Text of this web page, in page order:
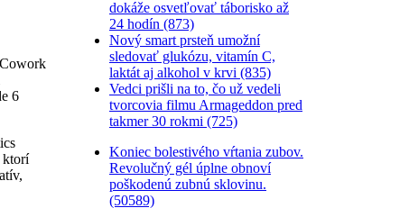
6
ktorí
dokáže osvetľovať táborisko až
24 hodín (873)
Nový smart prsteň umožní
sledovať glukózu, vitamín C,
laktát aj alkohol v krvi (835)
Vedci prišli na to, čo už vedeli
tvorcovia filmu Armageddon pred
takmer 30 rokmi (725)
Koniec bolestivého vŕtania zubov.
Revolučný gél úplne obnoví
poškodenú zubnú sklovinu.
(50589)